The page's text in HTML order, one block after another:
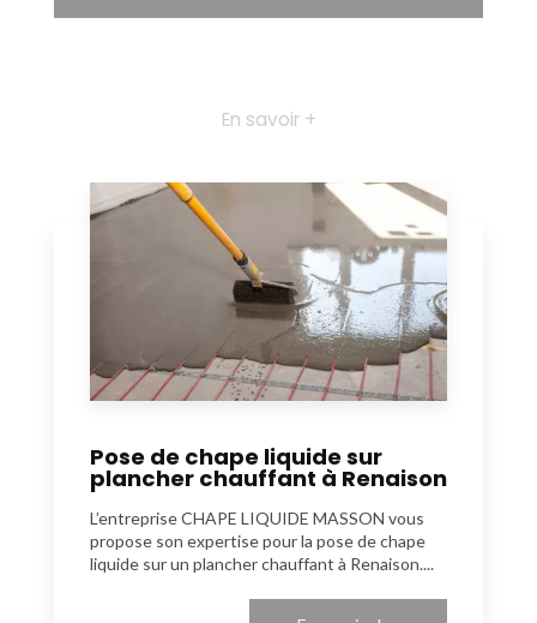
En savoir +
Pose de chape liquide sur
plancher chauffant à Renaison
L’entreprise CHAPE LIQUIDE MASSON vous
propose son expertise pour la pose de chape
liquide sur un plancher chauffant à Renaison....